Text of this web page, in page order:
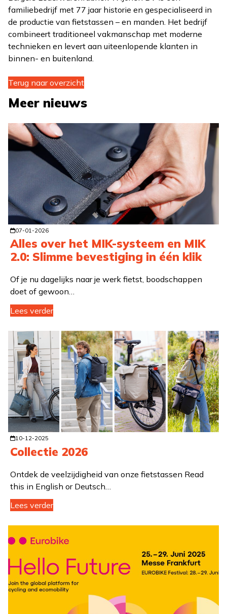
familiebedrijf met 77 jaar historie en gespecialiseerd in
de productie van fietstassen – en manden. Het bedrijf
combineert traditioneel vakmanschap met moderne
technieken en levert aan uiteenlopende klanten in
binnen- en buitenland.
Terug naar overzicht
Meer nieuws
07-01-2026
Alles over het MIK-systeem en MIK
2.0: Slimme bevestiging in één klik
Of je nu dagelijks naar je werk fietst, boodschappen
doet of gewoon…
Lees verder
10-12-2025
Collectie 2026
Ontdek de veelzijdigheid van onze fietstassen Read
this in English or Deutsch…
Lees verder